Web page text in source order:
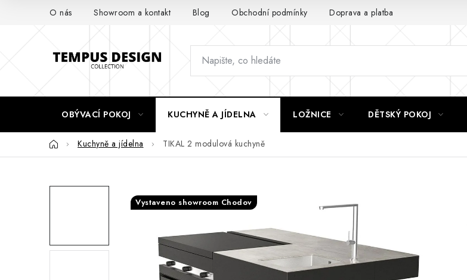
O nás Showroom a kontakt Blog Obchodní podmínky Doprava a platba
OBÝVACÍ POKOJ KUCHYNĚ A JÍDELNA LOŽNICE DĚTSKÝ POKOJ
DomůKuchyně a jídelna TIKAL 2 modulová kuchyně
Vystaveno showroom Chodov